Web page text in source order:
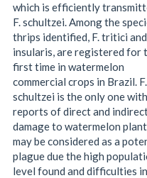
which is efficiently
F. schultzei. Among the
thrips identified, F. tritici and
insularis, are registered for
first time in watermelon
commercial crops in Brazil. F.
schultzei is the only one with
reports of direct and
damage to watermelon
may be considered as a
plague due the high
level found and difficulties in